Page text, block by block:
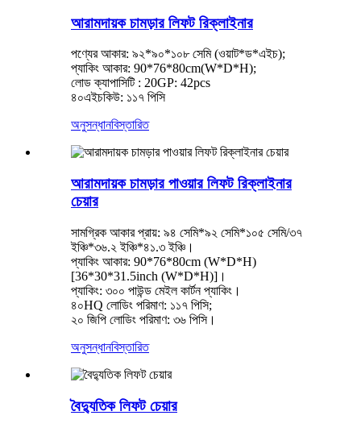
আরামদায়ক চামড়ার লিফট রিক্লাইনার
পণ্যের আকার: ৯২*৯০*১০৮ সেমি (ওয়াট*ড*এইচ);
প্যাকিং আকার: 90*76*80cm(W*D*H);
লোড ক্যাপাসিটি : 20GP: 42pcs
৪০এইচকিউ: ১১৭ পিসি
অনুসন্ধানবিস্তারিত
আরামদায়ক চামড়ার পাওয়ার লিফট রিক্লাইনার
চেয়ার
সামগ্রিক আকার প্রায়: ৯৪ সেমি*৯২ সেমি*১০৫ সেমি/৩৭
ইঞ্চি*৩৬.২ ইঞ্চি*৪১.৩ ইঞ্চি।
প্যাকিং আকার: 90*76*80cm (W*D*H)
[36*30*31.5inch (W*D*H)]।
প্যাকিং: ৩০০ পাউন্ড মেইল ​​কার্টন প্যাকিং।
৪০HQ লোডিং পরিমাণ: ১১৭ পিসি;
২০ জিপি লোডিং পরিমাণ: ৩৬ পিসি।
অনুসন্ধানবিস্তারিত
বৈদ্যুতিক লিফট চেয়ার